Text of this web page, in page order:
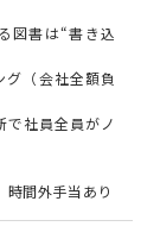
図書は“書き込
（会社全額負
社員全員がノ
間外手当あり